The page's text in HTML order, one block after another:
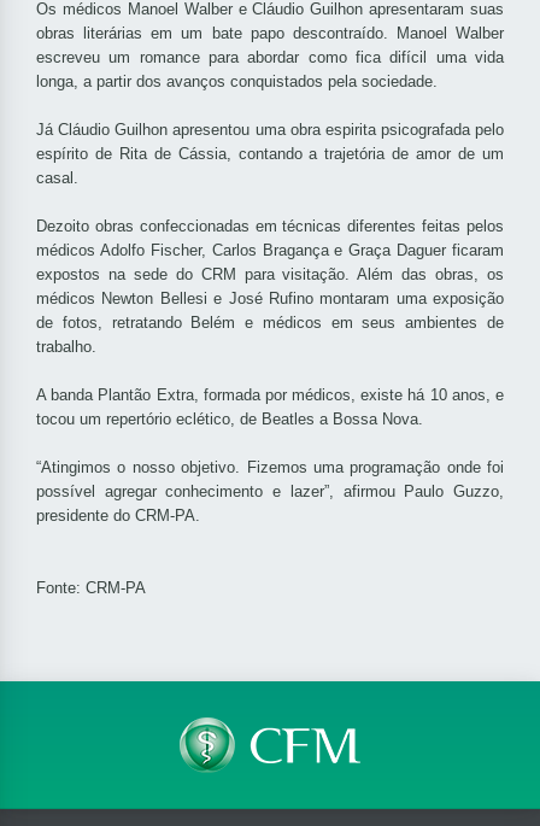
Os médicos Manoel Walber e Cláudio Guilhon apresentaram suas
obras literárias em um bate papo descontraído. Manoel Walber
escreveu um romance para abordar como fica difícil uma vida
longa, a partir dos avanços conquistados pela sociedade.
Já Cláudio Guilhon apresentou uma obra espirita psicografada pelo
espírito de Rita de Cássia, contando a trajetória de amor de um
casal.
Dezoito obras confeccionadas em técnicas diferentes feitas pelos
médicos Adolfo Fischer, Carlos Bragança e Graça Daguer ficaram
expostos na sede do CRM para visitação. Além das obras, os
médicos Newton Bellesi e José Rufino montaram uma exposição
de fotos, retratando Belém e médicos em seus ambientes de
trabalho.
A banda Plantão Extra, formada por médicos, existe há 10 anos, e
tocou um repertório eclético, de Beatles a Bossa Nova.
“Atingimos o nosso objetivo. Fizemos uma programação onde foi
possível agregar conhecimento e lazer”, afirmou Paulo Guzzo,
presidente do CRM-PA.
Fonte: CRM-PA